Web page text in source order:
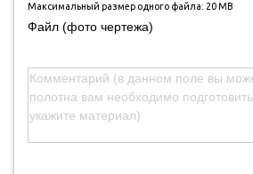
Максимальный размер одного файла: 20 MB
Файл (фото чертежа)